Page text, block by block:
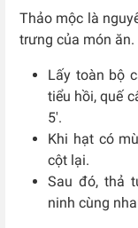
Thảo mộc là
trưng của món ăn.
Lấy toàn bộ
tiểu hồi, quế
5′.
Khi hạt có
cột lại.
Sau đó, thả
ninh cùng